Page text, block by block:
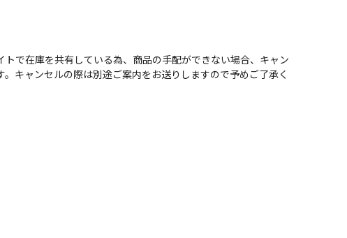
で在庫を共有している為、商品の手配ができない場合、キャン
キャンセルの際は別途ご案内をお送りしますので予めご了承く